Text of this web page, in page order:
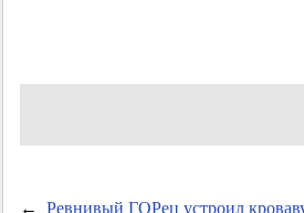
←
Ревнивый ГОРец устроил